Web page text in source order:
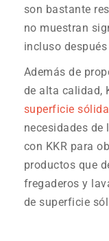
son bastante
no muestran
incluso
Además de
de alta calidad,
superficie
necesidades de
con KKR para
productos que
fregaderos y
de superficie